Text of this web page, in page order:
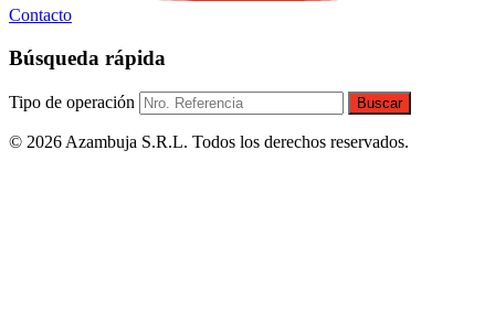
Contacto
Búsqueda rápida
Tipo de operación Buscar
© 2026 Azambuja S.R.L. Todos los derechos reservados.